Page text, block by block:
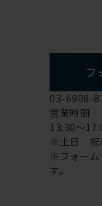
フ
03-6908-
営業時間
13:30～
※土日 祝
※フォーム
す。